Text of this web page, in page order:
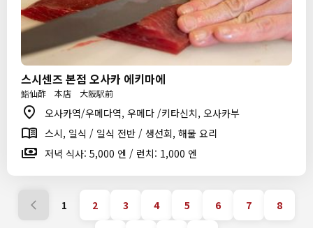
스시센즈 본점 오사카 에키마에
鮨仙酢 本店 大阪駅前
오사카역/우메다역, 우메다 /키타신치, 오사카부
스시, 일식 / 일식 전반 / 생선회, 해물 요리
저녁 식사: 5,000 엔 / 런치: 1,000 엔
1 2 3 4 5 6 7 8